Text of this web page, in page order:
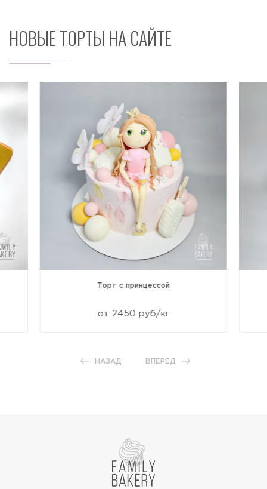
НОВЫЕ ТОРТЫ НА САЙТЕ
Торт с принцессой
от 2450 руб/кг
НАЗАД ВПЕРЕД